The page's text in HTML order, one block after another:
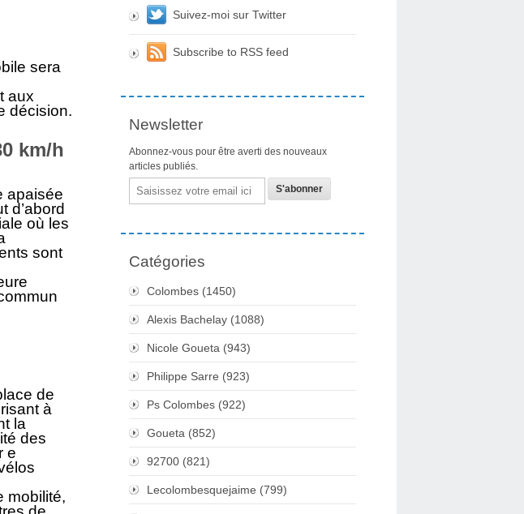
sera
aux
décision.
km/h
apaisée
d’abord
où les
sont
de
à
la
des
e
mobilité,
Suivez-moi sur Twitter
Subscribe to RSS feed
Newsletter
Abonnez-vous pour être averti des nouveaux
articles publiés.
Email
Catégories
Colombes (1450)
Alexis Bachelay (1088)
Nicole Goueta (943)
Philippe Sarre (923)
Ps Colombes (922)
Goueta (852)
92700 (821)
Lecolombesquejaime (799)